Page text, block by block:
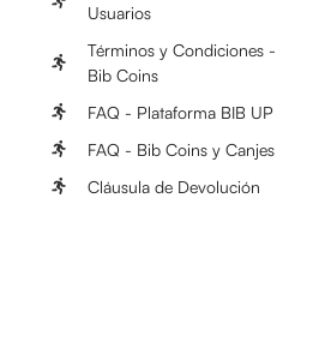
Usuarios
Términos y Condiciones -
Bib Coins
FAQ - Plataforma BIB UP
FAQ - Bib Coins y Canjes
Cláusula de Devolución